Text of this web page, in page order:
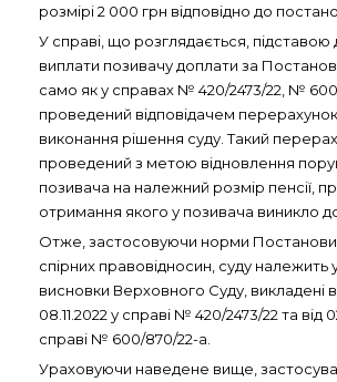
розмірі 2 000 грн відповідно до
У справі, що розглядається,
виплати позивачу доплати за
само як у справах № 420/2473/22, №
проведений відповідачем перерахунок
виконання рішення суду. Такий
проведений з метою відновлення
позивача на належний розмір пенсії,
отримання якого у позивача виникло до
Отже, застосовуючи норми
спірних правовідносин, суду належить
висновки Верховного Суду, викладені
08.11.2022 у справі № 420/2473/22 та від
справі № 600/870/22-а.
Ураховуючи наведене вище,